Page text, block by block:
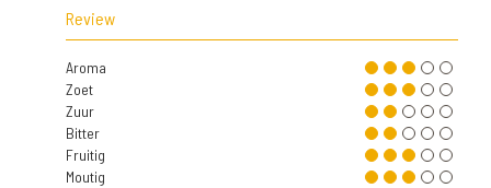
Review
Aroma
Zoet
Zuur
Bitter
Fruitig
Moutig